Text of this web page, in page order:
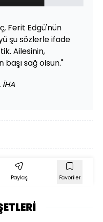
Ferit Edgü'nün
şu sözlerle ifade
Ailesinin,
başı sağ olsun."
Paylaş Favoriler